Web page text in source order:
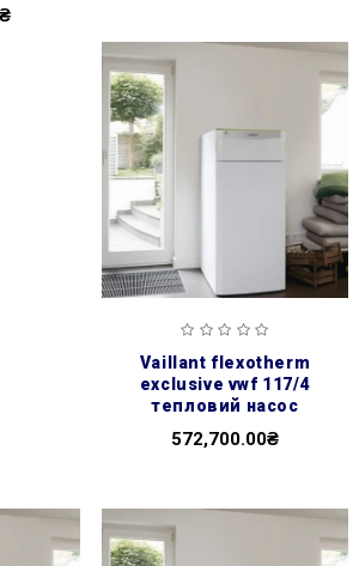
vaillant flexotherm
exclusive vwf 117/4
тепловий насос
572,700.00₴